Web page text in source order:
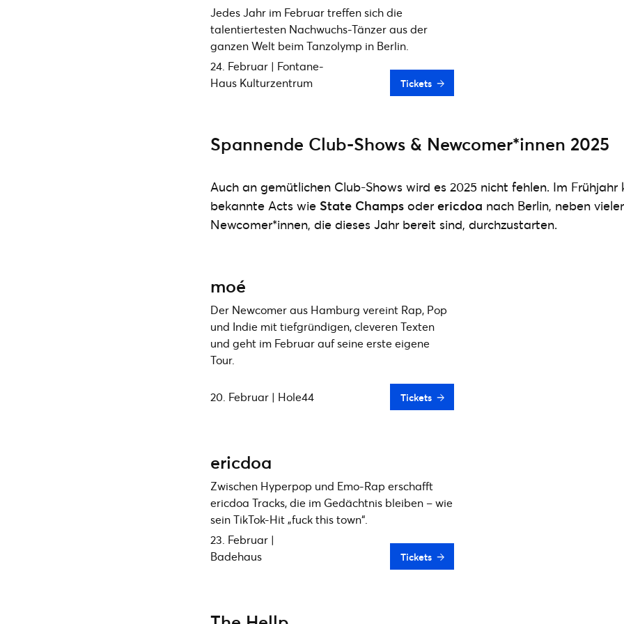
Jedes Jahr im Februar treffen sich die
talentiertesten Nachwuchs-Tänzer aus der
ganzen Welt beim Tanzolymp in Berlin.
24. Februar | Fontane-
Haus Kulturzentrum
Tickets
Spannende Club-Shows & Newcomer*innen 2025
Auch an gemütlichen Club-Shows wird es 2025 nicht fehlen. Im Frühjahr
bekannte Acts wie State Champs oder ericdoa nach Berlin, neben
Newcomer*innen, die dieses Jahr bereit sind, durchzustarten.
moé
Der Newcomer aus Hamburg vereint Rap, Pop
und Indie mit tiefgründigen, cleveren Texten
und geht im Februar auf seine erste eigene
Tour.
20. Februar | Hole44 Tickets
ericdoa
Zwischen Hyperpop und Emo-Rap erschafft
ericdoa Tracks, die im Gedächtnis bleiben – wie
sein TikTok-Hit „fuck this town“.
23. Februar |
Badehaus
Tickets